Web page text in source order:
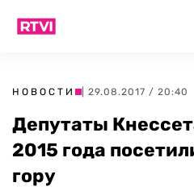
НОВОСТИ | 29.08.2017 / 20:40
Депутаты
2015 года
гору